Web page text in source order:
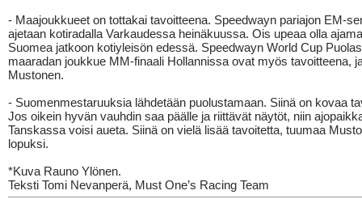
- Maajoukkueet on tottakai tavoitteena. Speedwayn pariajon EM-
ajetaan kotiradalla Varkaudessa heinäkuussa. Ois upeaa olla
Suomea jatkoon kotiyleisön edessä. Speedwayn World Cup
maaradan joukkue MM-finaali Hollannissa ovat myös tavoitteena,
Mustonen.
- Suomenmestaruuksia lähdetään puolustamaan. Siinä on kovaa
Jos oikein hyvän vauhdin saa päälle ja riittävät näytöt, niin
Tanskassa voisi aueta. Siinä on vielä lisää tavoitetta, tuumaa
lopuksi.
*Kuva Rauno Ylönen.
Teksti Tomi Nevanperä, Must One’s Racing Team